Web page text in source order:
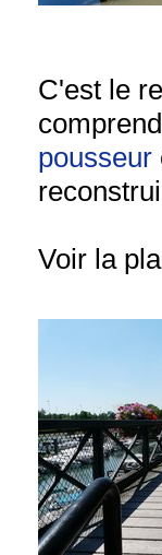
C'est le
pousseur
Voir la